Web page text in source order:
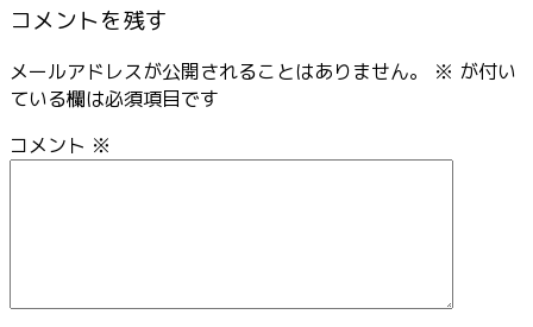
コメントを残す
メールアドレスが公開されることはありません。 ※ が付い
ている欄は必須項目です
コメント ※